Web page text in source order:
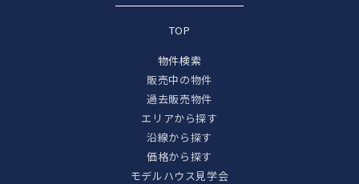
TOP
物件検索
販売中の物件
過去販売物件
エリアから探す
沿線から探す
価格から探す
モデルハウス見学会